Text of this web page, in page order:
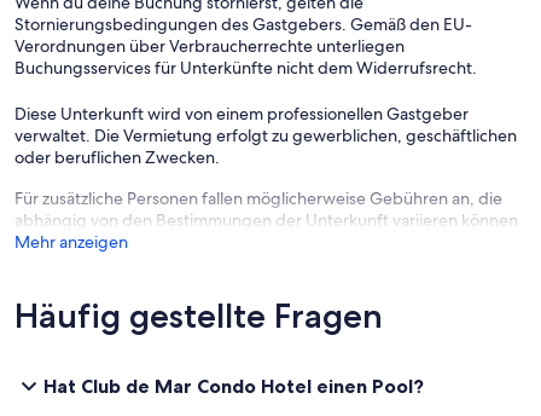
Stornierungsbedingungen des Gastgebers. Gemäß den EU-
Verordnungen über Verbraucherrechte unterliegen
Buchungsservices für Unterkünfte nicht dem Widerrufsrecht.
Diese Unterkunft wird von einem professionellen Gastgeber
verwaltet. Die Vermietung erfolgt zu gewerblichen, geschäftlichen
oder beruflichen Zwecken.
Für zusätzliche Personen fallen möglicherweise Gebühren an, die
abhängig von den Bestimmungen der Unterkunft variieren können.
Mehr anzeigen
Häufig gestellte Fragen
Hat Club de Mar Condo Hotel einen Pool?